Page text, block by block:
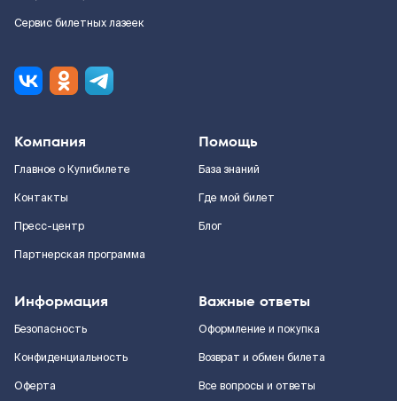
Сервис билетных лазеек
Компания
Главное о Купибилете
Контакты
Пресс-центр
Партнерская программа
Помощь
База знаний
Где мой билет
Блог
Информация
Безопасность
Конфиденциальность
Оферта
Важные ответы
Оформление и покупка
Возврат и обмен билета
Все вопросы и ответы